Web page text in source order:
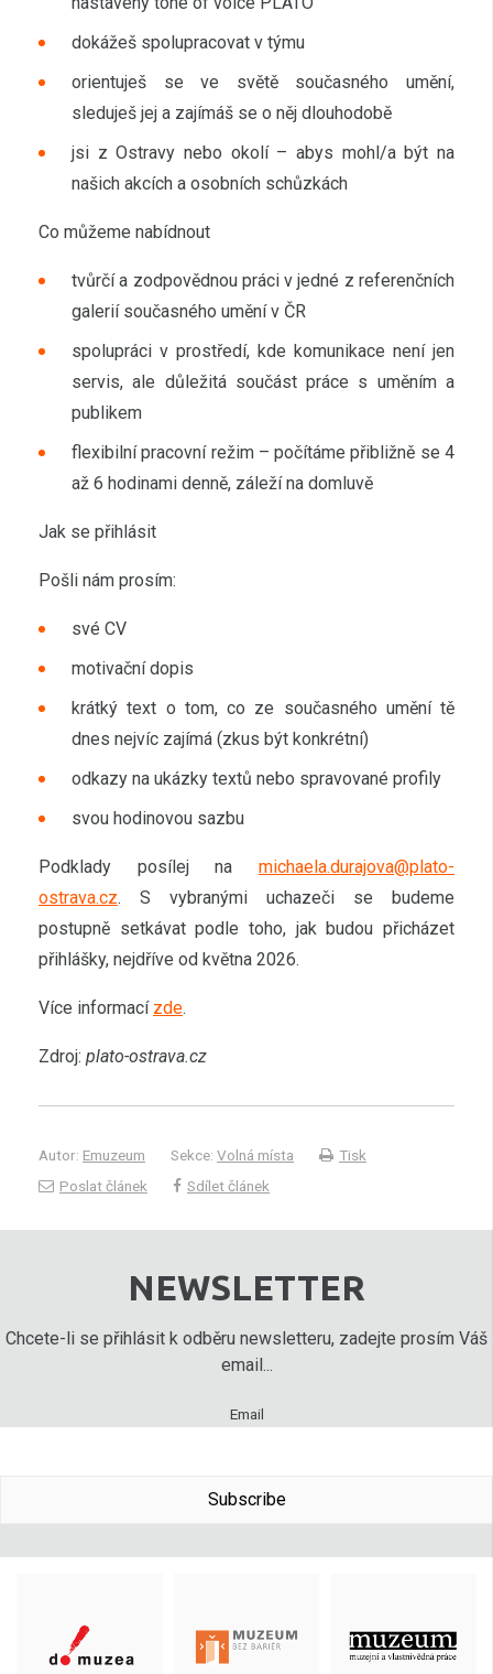
dokážeš spolupracovat v týmu
orientuješ se ve světě současného umění,
sleduješ jej a zajímáš se o něj dlouhodobě
jsi z Ostravy nebo okolí – abys mohl/a být na
našich akcích a osobních schůzkách
Co můžeme nabídnout
tvůrčí a zodpovědnou práci v jedné z referenčních
galerií současného umění v ČR
spolupráci v prostředí, kde komunikace není jen
servis, ale důležitá součást práce s uměním a
publikem
flexibilní pracovní režim – počítáme přibližně se 4
až 6 hodinami denně, záleží na domluvě
Jak se přihlásit
Pošli nám prosím:
své CV
motivační dopis
krátký text o tom, co ze současného umění tě
dnes nejvíc zajímá (zkus být konkrétní)
odkazy na ukázky textů nebo spravované profily
svou hodinovou sazbu
Podklady posílej na michaela.durajova@plato-
ostrava.cz. S vybranými uchazeči se budeme
postupně setkávat podle toho, jak budou přicházet
přihlášky, nejdříve od května 2026.
Více informací zde.
Zdroj: plato-ostrava.cz
Autor: Emuzeum Sekce: Volná místa
Tisk
Poslat článek
Sdílet článek
NEWSLETTER
Chcete-li se přihlásit k odběru newsletteru, zadejte prosím Váš
email...
Email
Subscribe